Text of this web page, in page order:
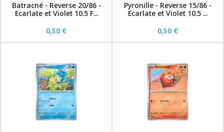
Batracné - Reverse 20/86 -
Ecarlate et Violet 10.5 F...
0,50 €
Pyronille - Reverse 15/86 -
Ecarlate et Violet 10.5 ...
0,50 €